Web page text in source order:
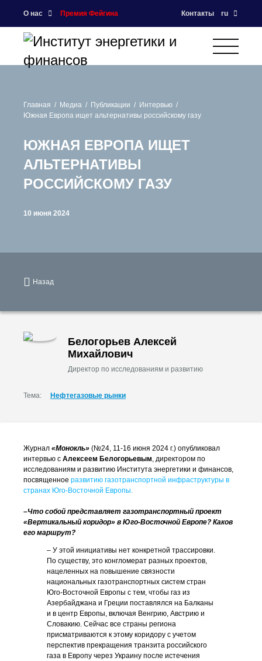
О нас Премия Фейгина Контакты ru
Главная Медиа Публикации
Интервью
Южная Европа ищет альтернативы российскому газу
ЮЖНАЯ ЕВРОПА ИЩЕТ
АЛЬТЕРНАТИВЫ
РОССИЙСКОМУ ГАЗУ
10 июня 2024
Назад
Белогорьев Алексей
Михайлович
Директор по исследованиям и развитию
Тема: Нефтегазовые рынки
Журнал «Монокль» (№24, 11-16 июня 2024 г.) опубликовал
интервью с Алексеем Белогорьевым, директором по
исследованиям и развитию Института энергетики и финансов,
посвященное развитию газотранспортной инфраструктуры в
странах Юго-Восточной Европы.
–Что собой представляет газотранспортный проект
«Вертикальный коридор» в Юго-Восточной Европе? Каков
его маршрут?
– У этой инициативы нет конкретной трассировки.
По существу, это конгломерат разных проектов,
нацеленных на повышение связности
национальных газотранспортных систем стран
Юго-Восточной Европы с тем, чтобы газ из
Азербайджана и Греции поставлялся на Балканы
и в центр Европы, включая Венгрию, Австрию и
Словакию. Сейчас все страны региона
присматриваются к этому коридору с учетом
перспектив прекращения транзита российского
газа в Европу через Украину после истечения